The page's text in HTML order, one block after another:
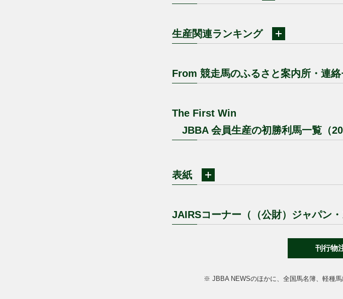
生産関連ランキング
From 競走馬のふるさと案内所・連
The First Win
JBBA 会員生産の初勝利馬一覧（
表紙
JAIRSコーナー（（公財）ジャパン
刊行物
※ JBBA NEWSのほかに、全国馬名簿、軽種馬